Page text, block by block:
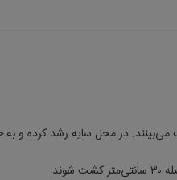
می‌بینند. در محل سایه رشد کرده و